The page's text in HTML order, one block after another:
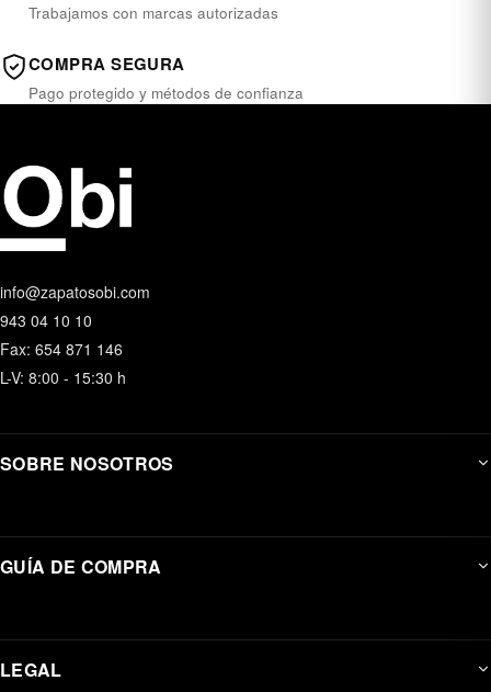
Trabajamos con marcas autorizadas
COMPRA SEGURA
Pago protegido y métodos de confianza
info@zapatosobi.com
943 04 10 10
Fax: 654 871 146
L-V: 8:00 - 15:30 h
SOBRE NOSOTROS
GUÍA DE COMPRA
LEGAL